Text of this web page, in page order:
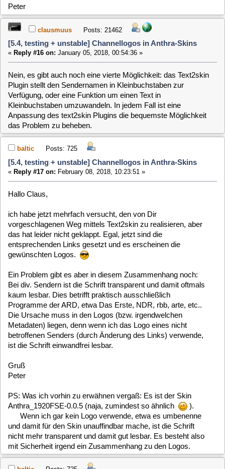
baltic Posts: 725
[5.4, testing + unstable] Channellogos in Anthra-Skins
«Reply #17 on:February 08, 2018, 10:23:51 »
Hallo Claus,
vorgeschlagenen Weg mittels Text2skin zu realisieren, aber
das hat leider nicht geklappt. Egal, jetzt sind die
entsprechenden Links gesetzt und es erscheinen die
gewünschten Logos.
Ein Problem gibt es aber in diesem Zusammenhang noch:
Bei div. Sendern ist die Schrift transparent und damit oftmals
kaum lesbar. Dies betrifft praktisch ausschließlich
Programme der ARD, etwa Das Erste, NDR, rbb, arte, etc..
Die Ursache muss in den Logos (bzw. irgendwelchen
Metadaten) liegen, denn wenn ich das Logo eines nicht
betroffenen Senders (durch Änderung des Links) verwende,
ist die Schrift einwandfrei lesbar.
Gruß
PS: Was ich vorhin zu erwähnen vergaß: Es ist der Skin
Anthra_1920FSE-0.0.5 (naja, zumindest so ähnlich
).
Wenn ich gar kein Logo verwende, etwa es umbenenne
und damit für den Skin unauffindbar mache, ist die Schrift
nicht mehr transparent und damit gut lesbar. Es besteht also
mit Sicherheit irgend ein Zusammenhang zu den Logos.
baltic Posts: 725
[5.4, testing + unstable] Channellogos in Anthra-Skins
March 15, 2018, 12:51:12 »
Hallo,
leider ist es mir, trotz mehrerer Anlaufe, bislang nicht
gelungen, die Gründe für dieses seltsame Verhalten des
Funktioniert der bei Euch wirklich fehlerfrei? Und hat vielleicht
noch jemand eine Idee, woran das liegen könnte?
Gruß
baltic
baltic Posts: 725
[5.4, testing + unstable] Channellogos in Anthra-Skins
March 18, 2018, 10:34:45 »
Hallo,